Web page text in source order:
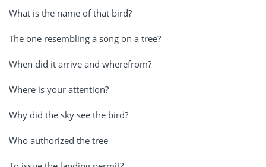
What is the name of that bird?
The one resembling a song on a tree?
When did it arrive and wherefrom?
Where is your attention?
Why did the sky see the bird?
Who authorized the tree